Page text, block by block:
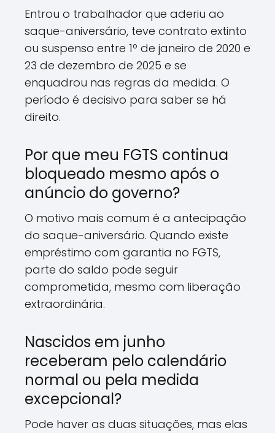
Entrou o trabalhador que aderiu ao
saque-aniversário, teve contrato extinto
ou suspenso entre 1º de janeiro de 2020 e
23 de dezembro de 2025 e se
enquadrou nas regras da medida. O
período é decisivo para saber se há
direito.
Por que meu FGTS continua
bloqueado mesmo após o
anúncio do governo?
O motivo mais comum é a antecipação
do saque-aniversário. Quando existe
empréstimo com garantia no FGTS,
parte do saldo pode seguir
comprometida, mesmo com liberação
extraordinária.
Nascidos em junho
receberam pelo calendário
normal ou pela medida
excepcional?
Pode haver as duas situações, mas elas